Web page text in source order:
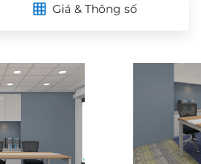
Giá & Thông số